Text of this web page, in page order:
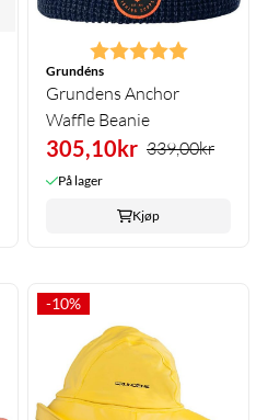
Karakter: 5.0 av 5
Grundéns
Grundens Anchor
Waffle Beanie
305,10kr 339,00kr
På lager
Kjøp
-10%